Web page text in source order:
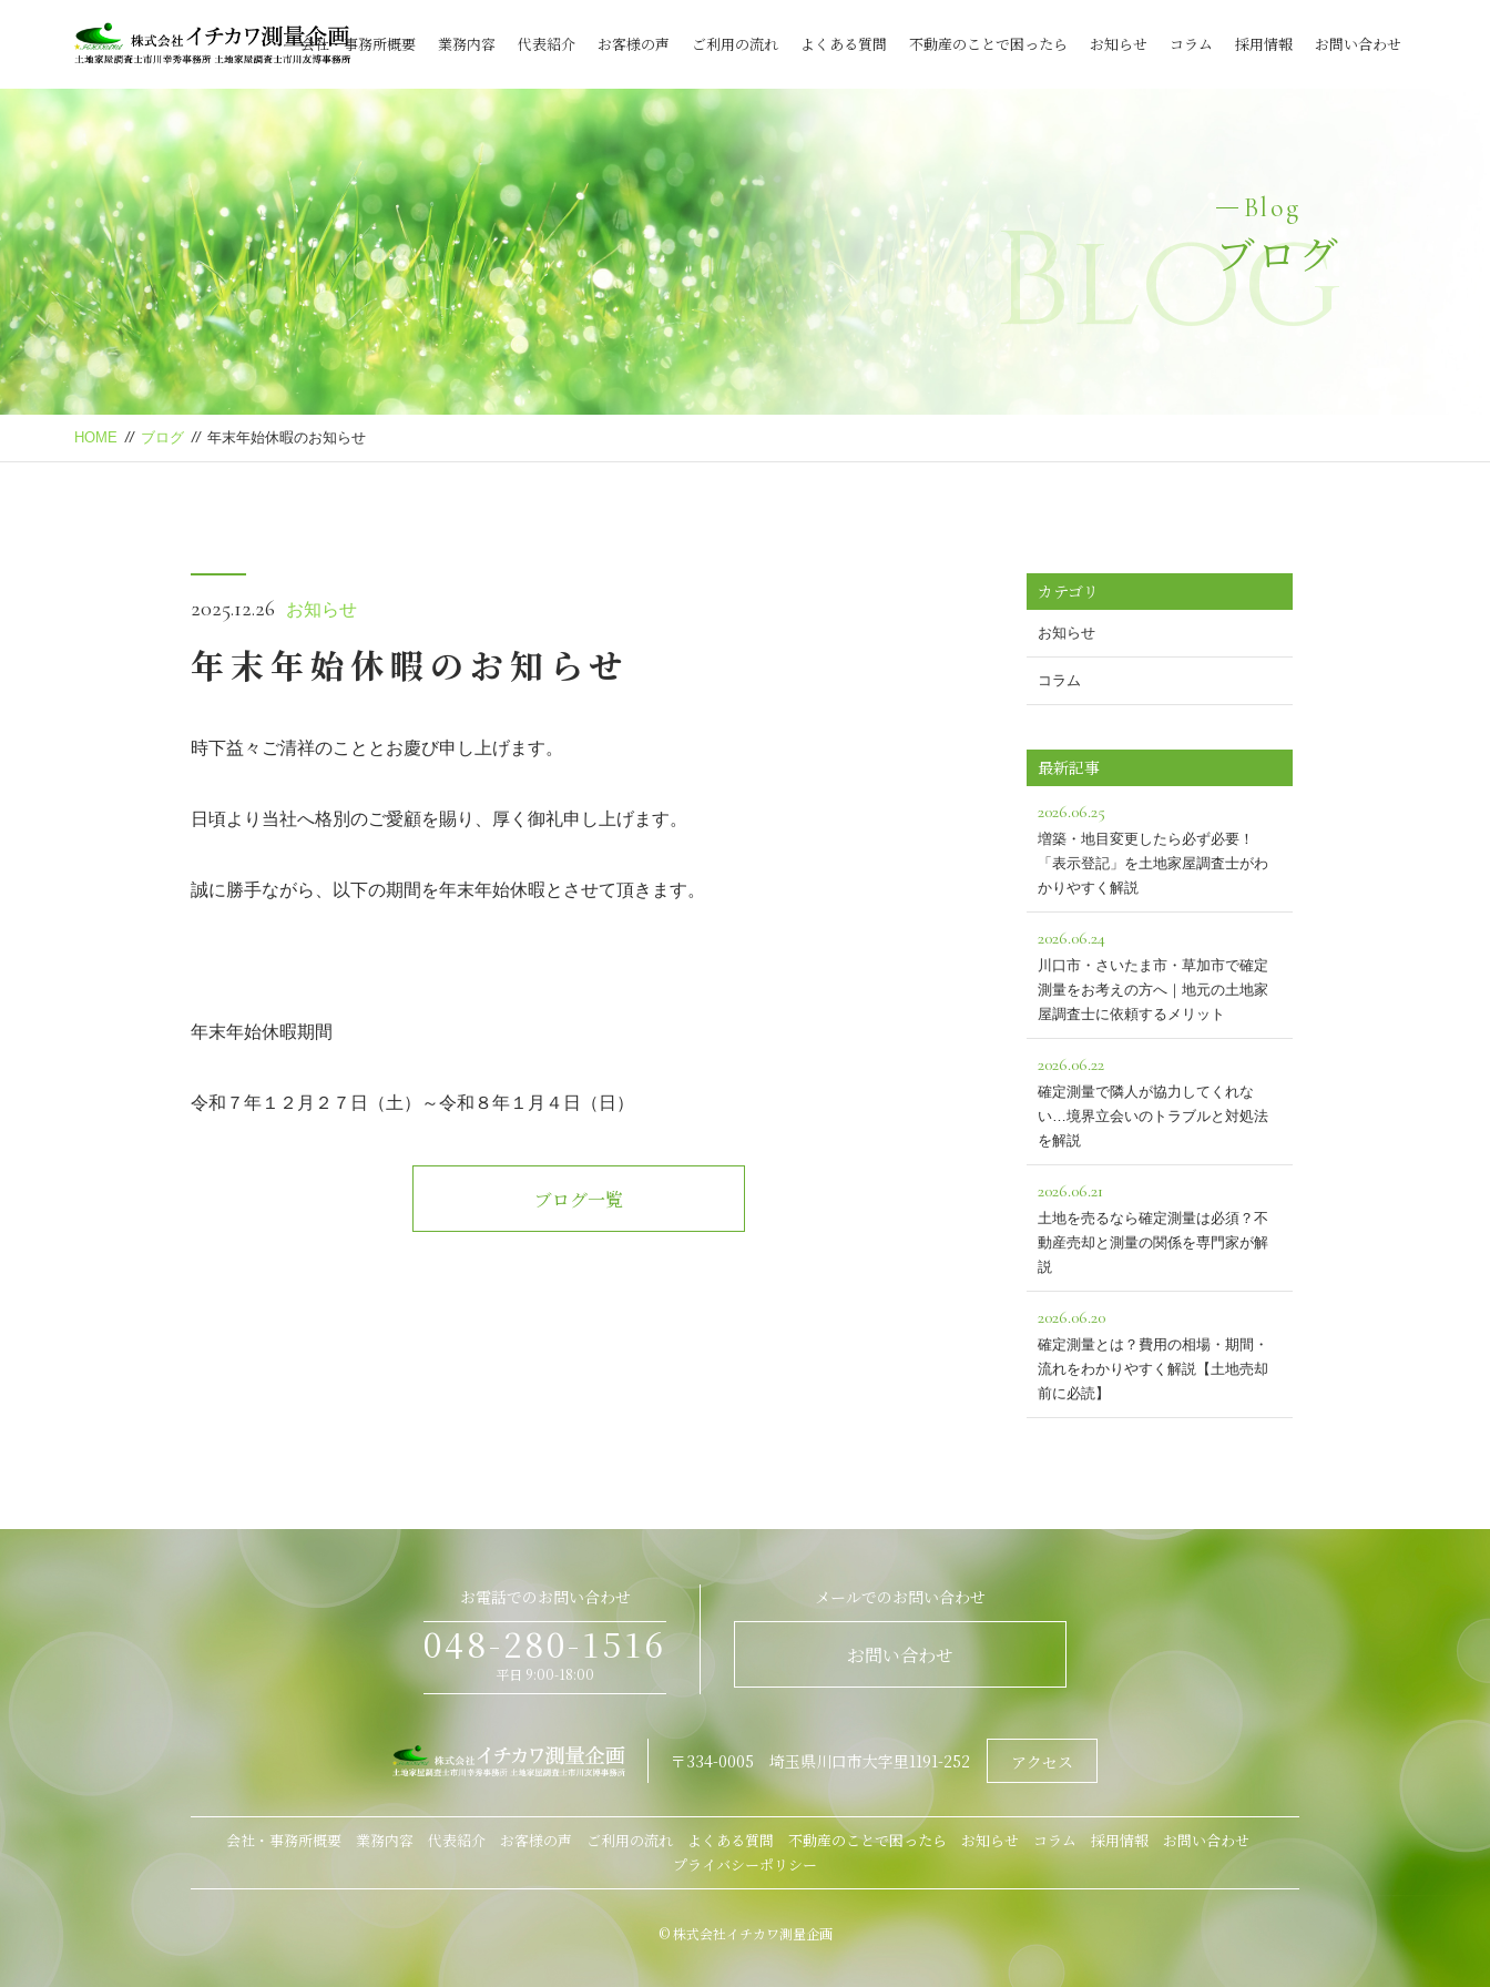
会社・事務所概要 業務内容 代表紹介 お客様の声 ご利用の流れ よくある質問 不動産のことで困ったら お知らせ コラム 採用情報 お問い合わせ
Blog
ブログ
Blog
HOME // ブログ // 年末年始休暇のお知らせ
2025.12.26 お知らせ
年末年始休暇のお知らせ
時下益々ご清祥のこととお慶び申し上げます。
日頃より当社へ格別のご愛顧を賜り、厚く御礼申し上げます。
誠に勝手ながら、以下の期間を年末年始休暇とさせて頂きます。
年末年始休暇期間
令和７年１２月２７日（土）～令和８年１月４日（日）
ブログ一覧
カテゴリ
お知らせ
コラム
最新記事
2026.06.25
増築・地目変更したら必ず必要！
「表示登記」を土地家屋調査士がわ
かりやすく解説
2026.06.24
川口市・さいたま市・草加市で確定
測量をお考えの方へ｜地元の土地家
屋調査士に依頼するメリット
2026.06.22
確定測量で隣人が協力してくれな
い…境界立会いのトラブルと対処法
を解説
2026.06.21
土地を売るなら確定測量は必須？不
動産売却と測量の関係を専門家が解
説
2026.06.20
確定測量とは？費用の相場・期間・
流れをわかりやすく解説【土地売却
前に必読】
お電話でのお問い合わせ
048-280-1516
平日 9:00-18:00
メールでのお問い合わせ
お問い合わせ
〒334-0005 埼玉県川口市大字里1191-252 アクセス
会社・事務所概要 業務内容 代表紹介 お客様の声 ご利用の流れ よくある質問 不動産のことで困ったら お知らせ コラム 採用情報
お問い合わせ
プライバシーポリシー
© 株式会社イチカワ測量企画